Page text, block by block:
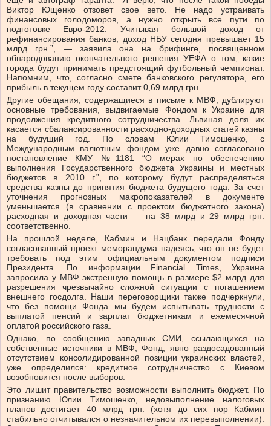
Виктор Ющенко отзовет свое вето. Не надо устраивать
финансовых голодоморов, а нужно открыть все пути по
подготовке Евро-2012. Учитывая большой доход от
рефинансирования банков, доход НБУ сегодня превышает 15
млрд грн.”, — заявила она на брифинге, посвященном
обнародованию окончательного решения УЕФА о том, какие
города будут принимать предстоящий футбольный чемпионат.
Напомним, что, согласно смете банковского регулятора, его
прибыль в текущем году составит 0,69 млрд грн.
Другие обещания, содержащиеся в письме к МВФ, дублируют
основные требования, выдвигаемые Фондом к Украине для
продолжения кредитного сотрудничества. Львиная доля их
касается сбалансированности расходно-доходных статей казны
на будущий год. По словам Юлии Тимошенко, с
Международным валютным фондом уже давно согласовано
постановление КМУ №1181 “О мерах по обеспечению
выполнения Государственного бюджета Украины и местных
бюджетов в 2010 г.”, по которому будут распределяться
средства казны до принятия бюджета будущего года. За счет
уточнения прогнозных макропоказателей в документе
уменьшается (в сравнении с проектом бюджетного закона)
расходная и доходная части — на 38 млрд и 29 млрд грн.
соответственно.
На прошлой неделе, Кабмин и Нацбанк передали Фонду
согласованный проект меморандума надеясь, что он не будет
требовать под этим официальным документом подписи
Президента. По информации Financial Times, Украина
запросила у МВФ экстренную помощь в размере $2 млрд для
разрешения чрезвычайно сложной ситуации с погашением
внешнего госдолга. Наши переговорщики также подчеркнули,
что без помощи Фонда мы будем испытывать трудности с
выплатой пенсий и зарплат бюджетникам и ежемесячной
оплатой российского газа.
Однако, по сообщению западных СМИ, ссылающихся на
собственные источники в МВФ, Фонд, явно раздосадованный
отсутствием консолидированной позиции украинских властей,
уже определился: кредитное сотрудничество с Киевом
возобновится после выборов.
Это лишит правительство возможности выполнить бюджет. По
признанию Юлии Тимошенко, недовыполнение налоговых
планов достигает 40 млрд грн. (хотя до сих пор Кабмин
стабильно отчитывался о незначительном их перевыполнении).